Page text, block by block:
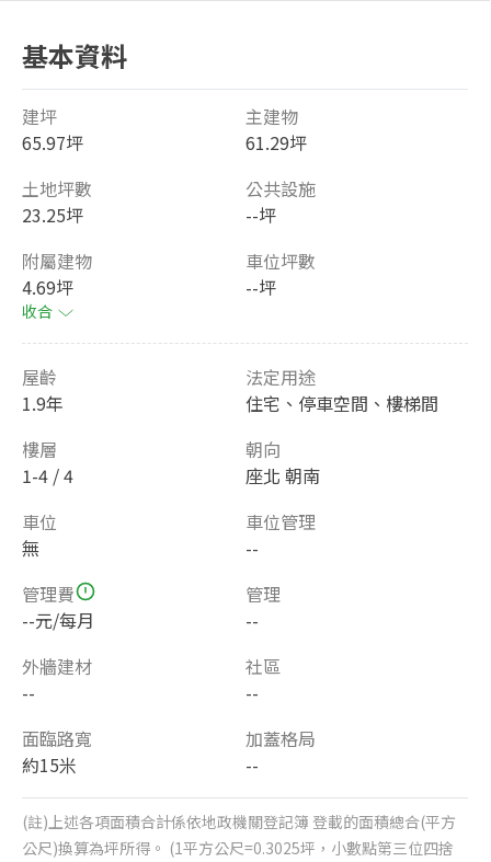
基本資料
建坪
65.97坪
主建物
61.29坪
土地坪數
23.25坪
公共設施
--坪
附屬建物
4.69坪
收合
車位坪數
--坪
屋齡
1.9年
法定用途
住宅、停車空間、樓梯間
樓層
1-4 / 4
朝向
座北 朝南
車位
無
車位管理
--
管理費
--元/每月
管理
--
外牆建材
--
社區
--
面臨路寬
約15米
加蓋格局
--
(註)上述各項面積合計係依地政機關登記簿 登載的面積總合(平方
公尺)換算為坪所得。 (1平方公尺=0.3025坪，小數點第三位四捨